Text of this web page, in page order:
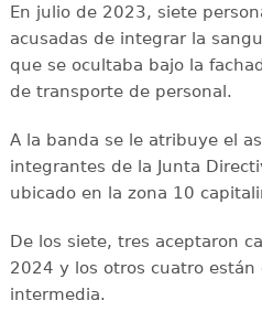
En julio de 2023, siete
acusadas de integrar la
que se ocultaba bajo la
de transporte de personal.
A la banda se le atribuye el
integrantes de la Junta
ubicado en la zona 10
De los siete, tres aceptaron
2024 y los otros cuatro están
intermedia.